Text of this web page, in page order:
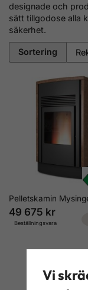
designade och
sätt tillgodose alla
säkerhet.
Sortering
Pelletskamin
49 675 kr
Beställningsvara
Vi